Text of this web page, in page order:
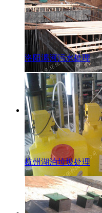
洛阳瀍河污水处理
杭州湖泊垃圾处理